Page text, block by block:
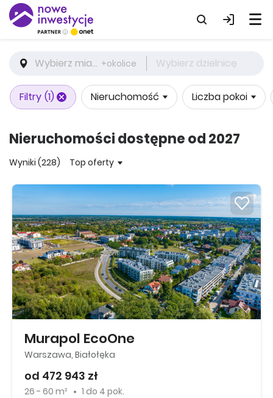
Wybierz miasto +okolice Wybierz dzielnicę
Filtry (1) Nieruchomość Liczba pokoi
Nieruchomości dostępne od 2027
Wyniki (228) Top oferty
Murapol EcoOne
Warszawa, Białołęka
od 472 943 zł
26 - 60 m² 1 do 4 pok.